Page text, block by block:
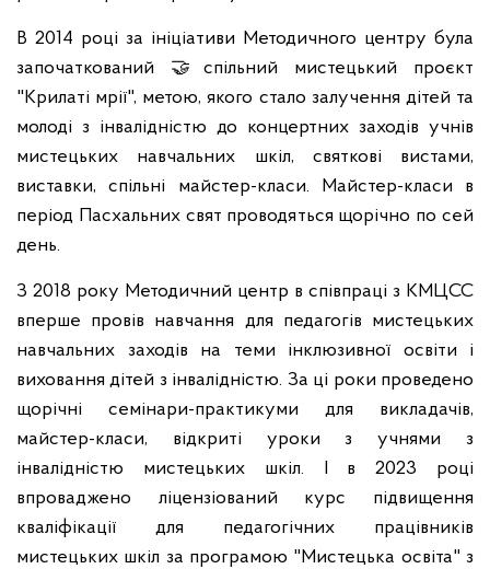
В 2014 році за ініціативи Методичного центру була
започаткований 🤝спільний мистецький проєкт
"Крилаті мрії", метою, якого стало залучення дітей та
молоді з інвалідністю до концертних заходів учнів
мистецьких навчальних шкіл, святкові вистами,
виставки, спільні майстер-класи. Майстер-класи в
період Пасхальних свят проводяться щорічно по сей
день.
З 2018 року Методичний центр в співпраці з КМЦСС
вперше провів навчання для педагогів мистецьких
навчальних заходів на теми інклюзивної освіти і
виховання дітей з інвалідністю. За ці роки проведено
щорічні семінари-практикуми для викладачів,
майстер-класи, відкриті уроки з учнями з
інвалідністю мистецьких шкіл. І в 2023 році
впроваджено ліцензіований курс підвищення
кваліфікації для педагогічних працівників
мистецьких шкіл за програмою "Мистецька освіта" з